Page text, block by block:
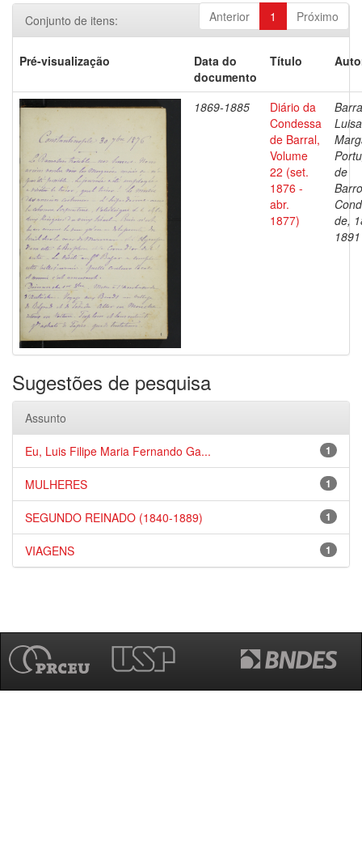
Anterior 1 Próximo
Conjunto de itens:
Pré-visualização
Data do
documento
Título
1869-1885
Diário da
Condessa
de Barral,
Volume
22 (set.
1876 -
abr.
1877)
Luisa
de
de,
1891
Sugestões de pesquisa
Assunto
1
Eu, Luis Filipe Maria Fernando Ga...
1
MULHERES
1
SEGUNDO REINADO (1840-1889)
1
VIAGENS